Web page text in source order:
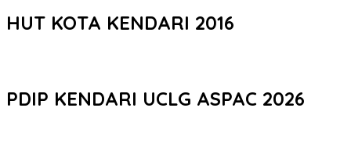
HUT KOTA KENDARI 2016
PDIP KENDARI UCLG ASPAC 2026